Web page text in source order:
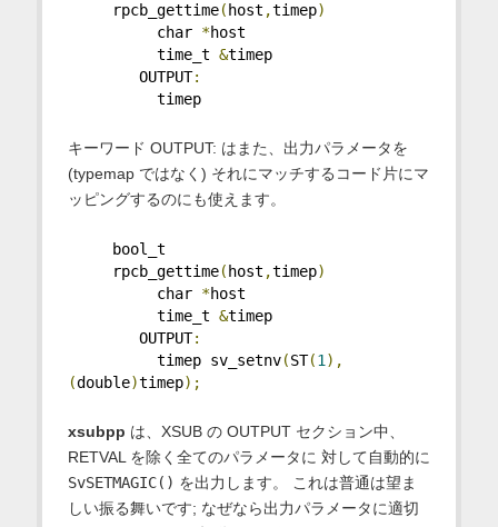
rpcb_gettime( host ,timep)
char *host
time_t &timep
OUTPUT:
timep
キーワード OUTPUT: はまた、出力パラメータを
(typemap ではなく) それにマッチするコード片にマ
ッピングするのにも使えます。
bool_t
rpcb_gettime( host ,timep)
char *host
time_t &timep
OUTPUT:
timep sv_setnv(ST(1 ),
(double)timep);
xsubpp は、XSUB の OUTPUT セクション中、
RETVAL を除く全てのパラメータに 対して自動的に
SvSETMAGIC() を出力します。 これは普通は望ま
しい振る舞いです; なぜなら出力パラメータに適切